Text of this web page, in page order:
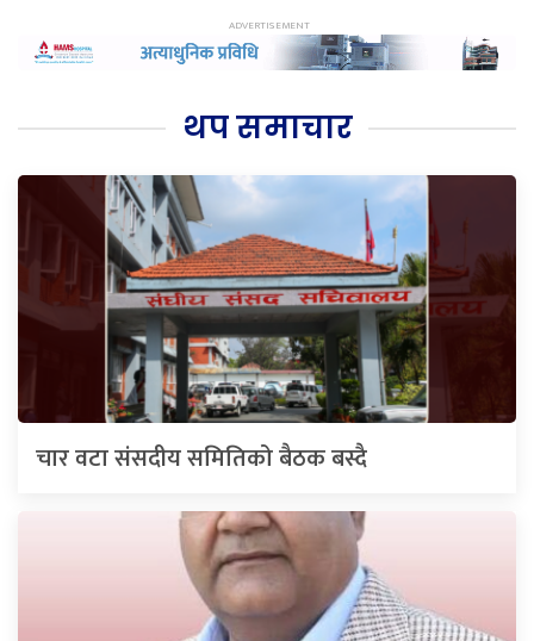
थप समाचार
चार वटा संसदीय समितिको बैठक बस्दै